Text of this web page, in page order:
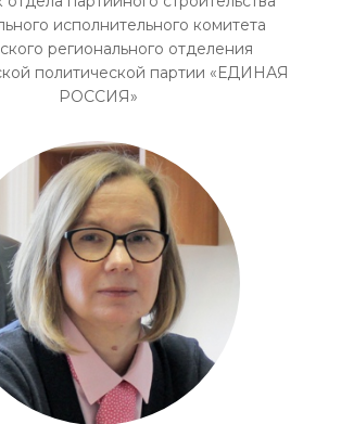
исполнительного комитета
регионального отделения
политической партии «ЕДИНАЯ
РОССИЯ»